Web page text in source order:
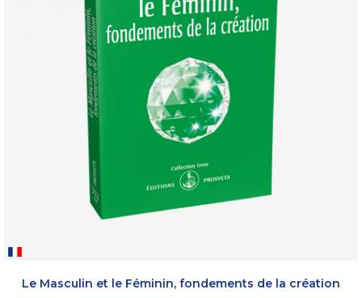
Le Masculin et le Féminin, fondements de la création